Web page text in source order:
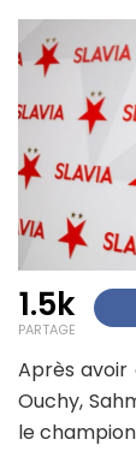
1.5k
PARTAGE
Après avoir
Ouchy,
le